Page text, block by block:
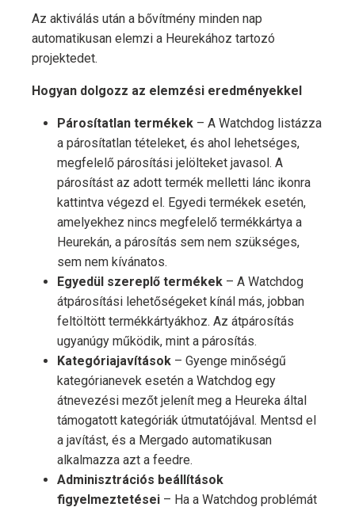
Az aktiválás után a bővítmény minden nap
automatikusan elemzi a Heurekához tartozó
projektedet.
Hogyan dolgozz az elemzési eredményekkel
Párosítatlan termékek – A Watchdog listázza
a párosítatlan tételeket, és ahol lehetséges,
megfelelő párosítási jelölteket javasol. A
párosítást az adott termék melletti lánc ikonra
kattintva végezd el. Egyedi termékek esetén,
amelyekhez nincs megfelelő termékkártya a
Heurekán, a párosítás sem nem szükséges,
sem nem kívánatos.
Egyedül szereplő termékek – A Watchdog
átpárosítási lehetőségeket kínál más, jobban
feltöltött termékkártyákhoz. Az átpárosítás
ugyanúgy működik, mint a párosítás.
Kategóriajavítások – Gyenge minőségű
kategórianevek esetén a Watchdog egy
átnevezési mezőt jelenít meg a Heureka által
támogatott kategóriák útmutatójával. Mentsd el
a javítást, és a Mergado automatikusan
alkalmazza azt a feedre.
Adminisztrációs beállítások
figyelmeztetései – Ha a Watchdog problémát